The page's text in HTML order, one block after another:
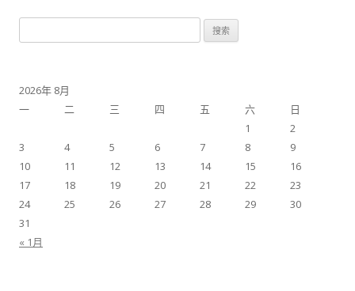
索：
2026年 8月
一
二 三 四 五 六
日
1
2
3
4 5 6 7 8
9
10
11 12 13 14 15
16
17
18 19 20 21 22
23
24
25 26 27 28 29
30
31
« 1月